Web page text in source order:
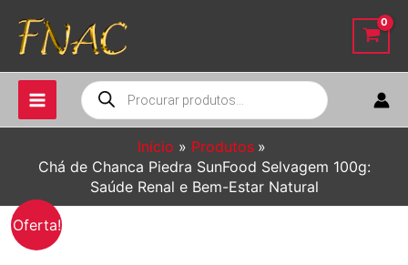
para
conteúdo
Pesquisar
produtos
Início
Produtos
Chá de Chanca Piedra SunFood Selvagem 100g:
Saúde Renal e Bem-Estar Natural
Oferta!